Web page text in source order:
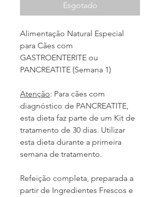
Esgotado
Alimentação Natural Especial
para Cães com
GASTROENTERITE ou
PANCREATITE (Semana 1)
Atenção: Para cães com
diagnóstico de PANCREATITE,
esta dieta faz parte de um Kit de
tratamento de 30 dias. Utilizar
esta dieta durante a primeira
semana de tratamento.
Refeição completa, preparada a
partir de Ingredientes Frescos e